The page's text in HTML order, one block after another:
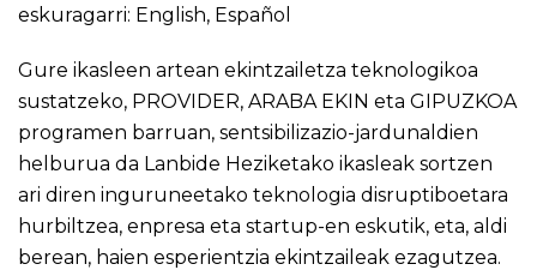
eskuragarri: English, Español
Gure ikasleen artean ekintzailetza teknologikoa
sustatzeko, PROVIDER, ARABA EKIN eta GIPUZKOA
programen barruan, sentsibilizazio-jardunaldien
helburua da Lanbide Heziketako ikasleak sortzen
ari diren inguruneetako teknologia disruptiboetara
hurbiltzea, enpresa eta startup-en eskutik, eta, aldi
berean, haien esperientzia ekintzaileak ezagutzea.